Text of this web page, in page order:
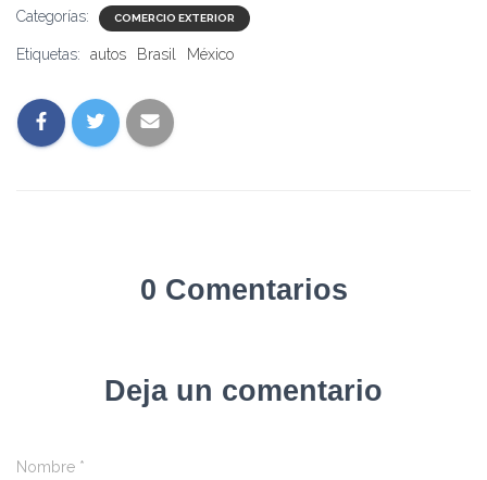
Categorías: COMERCIO EXTERIOR
Etiquetas: autos Brasil México
0 Comentarios
Deja un comentario
Nombre *